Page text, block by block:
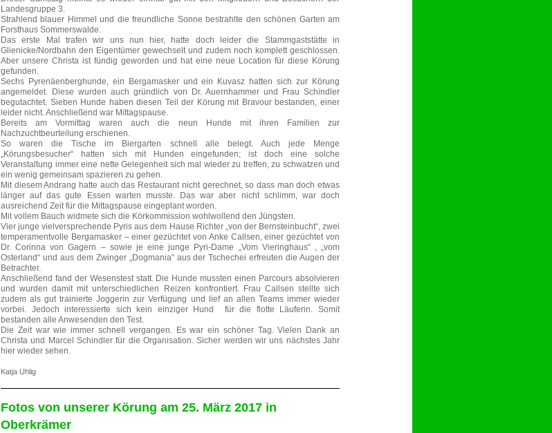
Landesgruppe 3.
Strahlend blauer Himmel und die freundliche Sonne bestrahlte den schönen Garten am
Forsthaus Sommerswalde.
Das erste Mal trafen wir uns nun hier, hatte doch leider die Stammgaststätte in
Glienicke/Nordbahn den Eigentümer gewechselt und zudem noch komplett geschlossen.
Aber unsere Christa ist fündig geworden und hat eine neue Location für diese Körung
gefunden.
Sechs Pyrenäenberghunde, ein Bergamasker und ein Kuvasz hatten sich zur Körung
angemeldet. Diese wurden auch gründlich von Dr. Auernhammer und Frau Schindler
begutachtet. Sieben Hunde haben diesen Teil der Körung mit Bravour bestanden, einer
leider nicht. Anschließend war Mittagspause.
Bereits am Vormittag waren auch die neun Hunde mit ihren Familien zur
Nachzuchtbeurteilung erschienen.
So waren die Tische im Biergarten schnell alle belegt. Auch jede Menge
„Körungsbesucher“ hatten sich mit Hunden eingefunden; ist doch eine solche
Veranstaltung immer eine nette Gelegenheit sich mal wieder zu treffen, zu schwatzen und
ein wenig gemeinsam spazieren zu gehen.
Mit diesem Andrang hatte auch das Restaurant nicht gerechnet, so dass man doch etwas
länger auf das gute Essen warten musste. Das war aber nicht schlimm, war doch
ausreichend Zeit für die Mittagspause eingeplant worden.
Mit vollem Bauch widmete sich die Körkommission wohlwollend den Jüngsten.
Vier junge vielversprechende Pyris aus dem Hause Richter „von der Bernsteinbucht“, zwei
temperamentvolle Bergamasker – einer gezüchtet von Anke Callsen, einer gezüchtet von
Dr. Corinna von Gagern – sowie je eine junge Pyri-Dame „Vom Vieringhaus“ , „vom
Osterland“ und aus dem Zwinger „Dogmania“ aus der Tschechei erfreuten die Augen der
Betrachter.
Anschließend fand der Wesenstest statt. Die Hunde mussten einen Parcours absolvieren
und wurden damit mit unterschiedlichen Reizen konfrontiert. Frau Callsen stellte sich
zudem als gut trainierte Joggerin zur Verfügung und lief an allen Teams immer wieder
vorbei. Jedoch interessierte sich kein einziger Hund für die flotte Läuferin. Somit
bestanden alle Anwesenden den Test.
Die Zeit war wie immer schnell vergangen. Es war ein schöner Tag. Vielen Dank an
Christa und Marcel Schindler für die Organisation. Sicher werden wir uns nächstes Jahr
hier wieder sehen.
Katja Uhlig
Fotos von unserer Körung am 25. März 2017 in
Oberkrämer